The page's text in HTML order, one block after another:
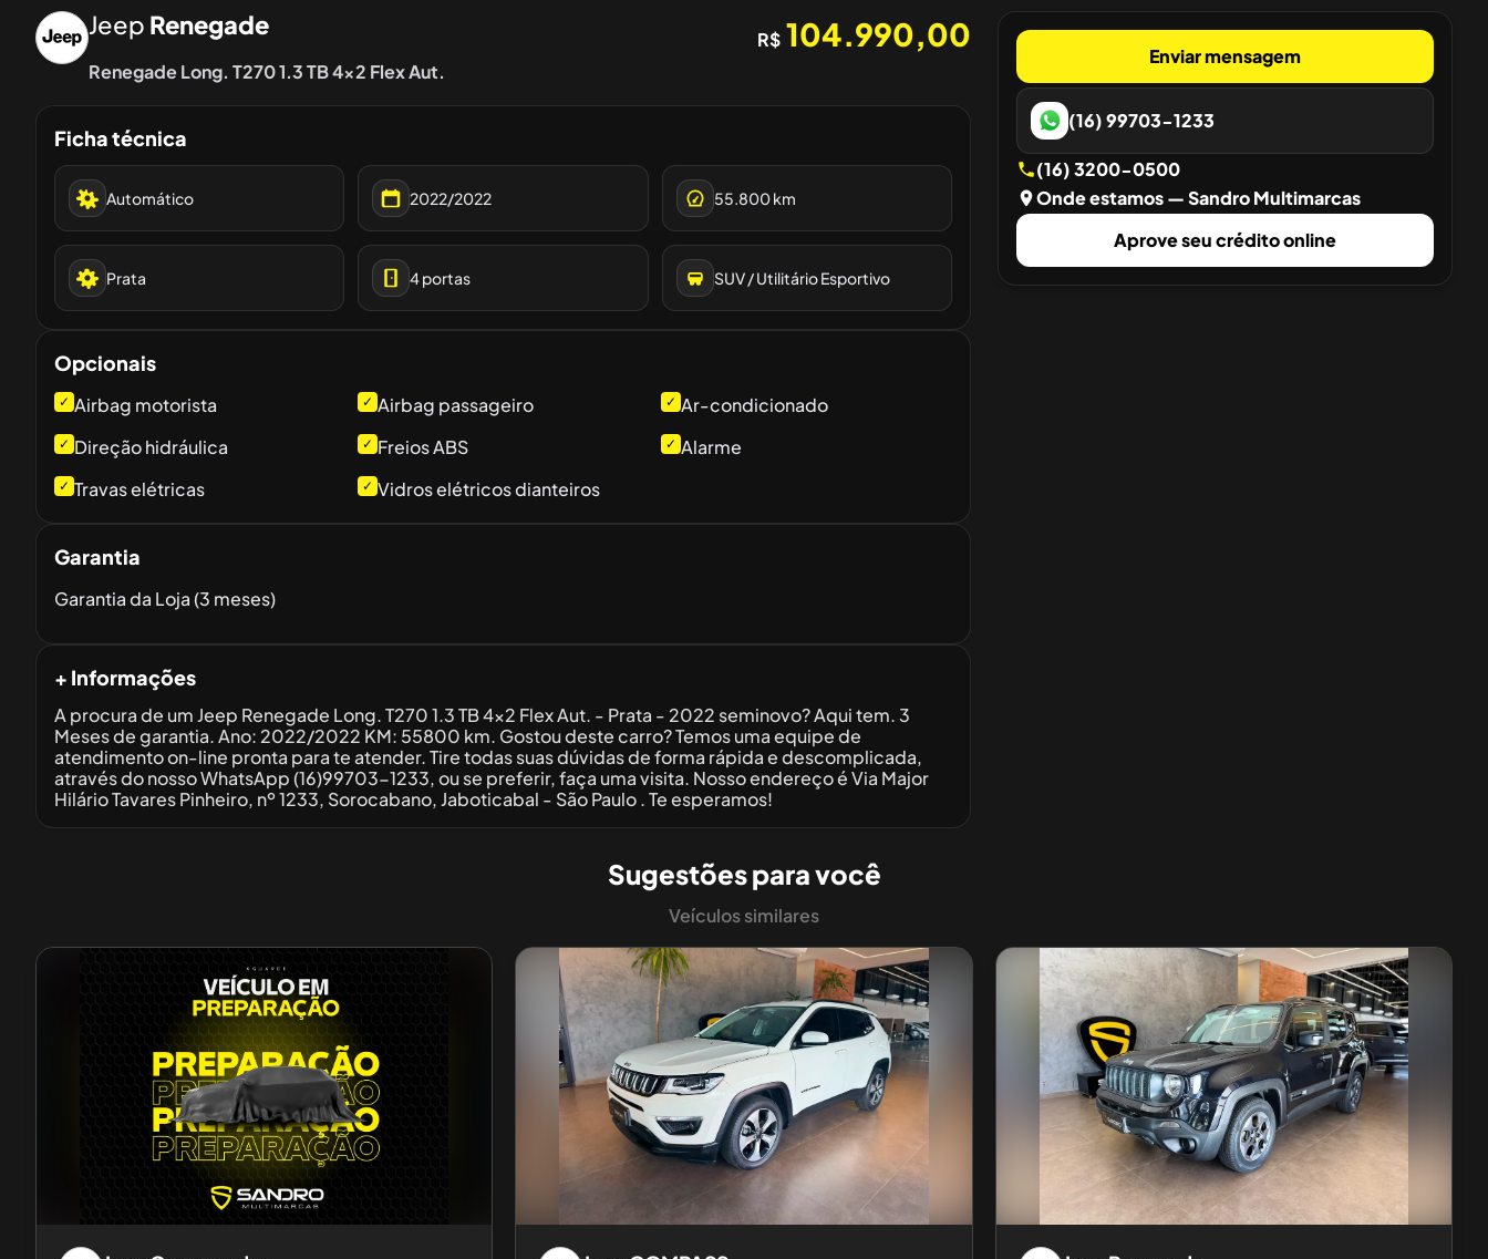
Jeep Renegade
Renegade Long. T270 1.3 TB 4x2 Flex Aut.
R$ 104.990,00
Ficha técnica
Automático 2022/2022 55.800km
Prata 4portas SUV / Utilitário Esportivo
Opcionais
✓ Airbag motorista ✓ Airbag passageiro ✓ Ar-condicionado
✓ Direção hidráulica ✓ Freios ABS ✓ Alarme
✓ Travas elétricas ✓ Vidros elétricos dianteiros
Garantia
Garantia da Loja (3 meses)
+ Informações
A procura de um Jeep Renegade Long. T270 1.3 TB 4x2 Flex Aut. - Prata - 2022 seminovo? Aqui tem. 3
Meses de garantia. Ano: 2022/2022 KM: 55800 km. Gostou deste carro? Temos uma equipe de
atendimento on-line pronta para te atender. Tire todas suas dúvidas de forma rápida e descomplicada,
através do nosso WhatsApp (16)99703-1233, ou se preferir, faça uma visita. Nosso endereço é Via Major
Hilário Tavares Pinheiro, nº 1233, Sorocabano, Jaboticabal - São Paulo . Te esperamos!
Enviar mensagem
(16) 99703-1233
(16) 3200-0500
Onde estamos— Sandro Multimarcas
Aprove seu crédito online
Sugestões para você
Veículos similares